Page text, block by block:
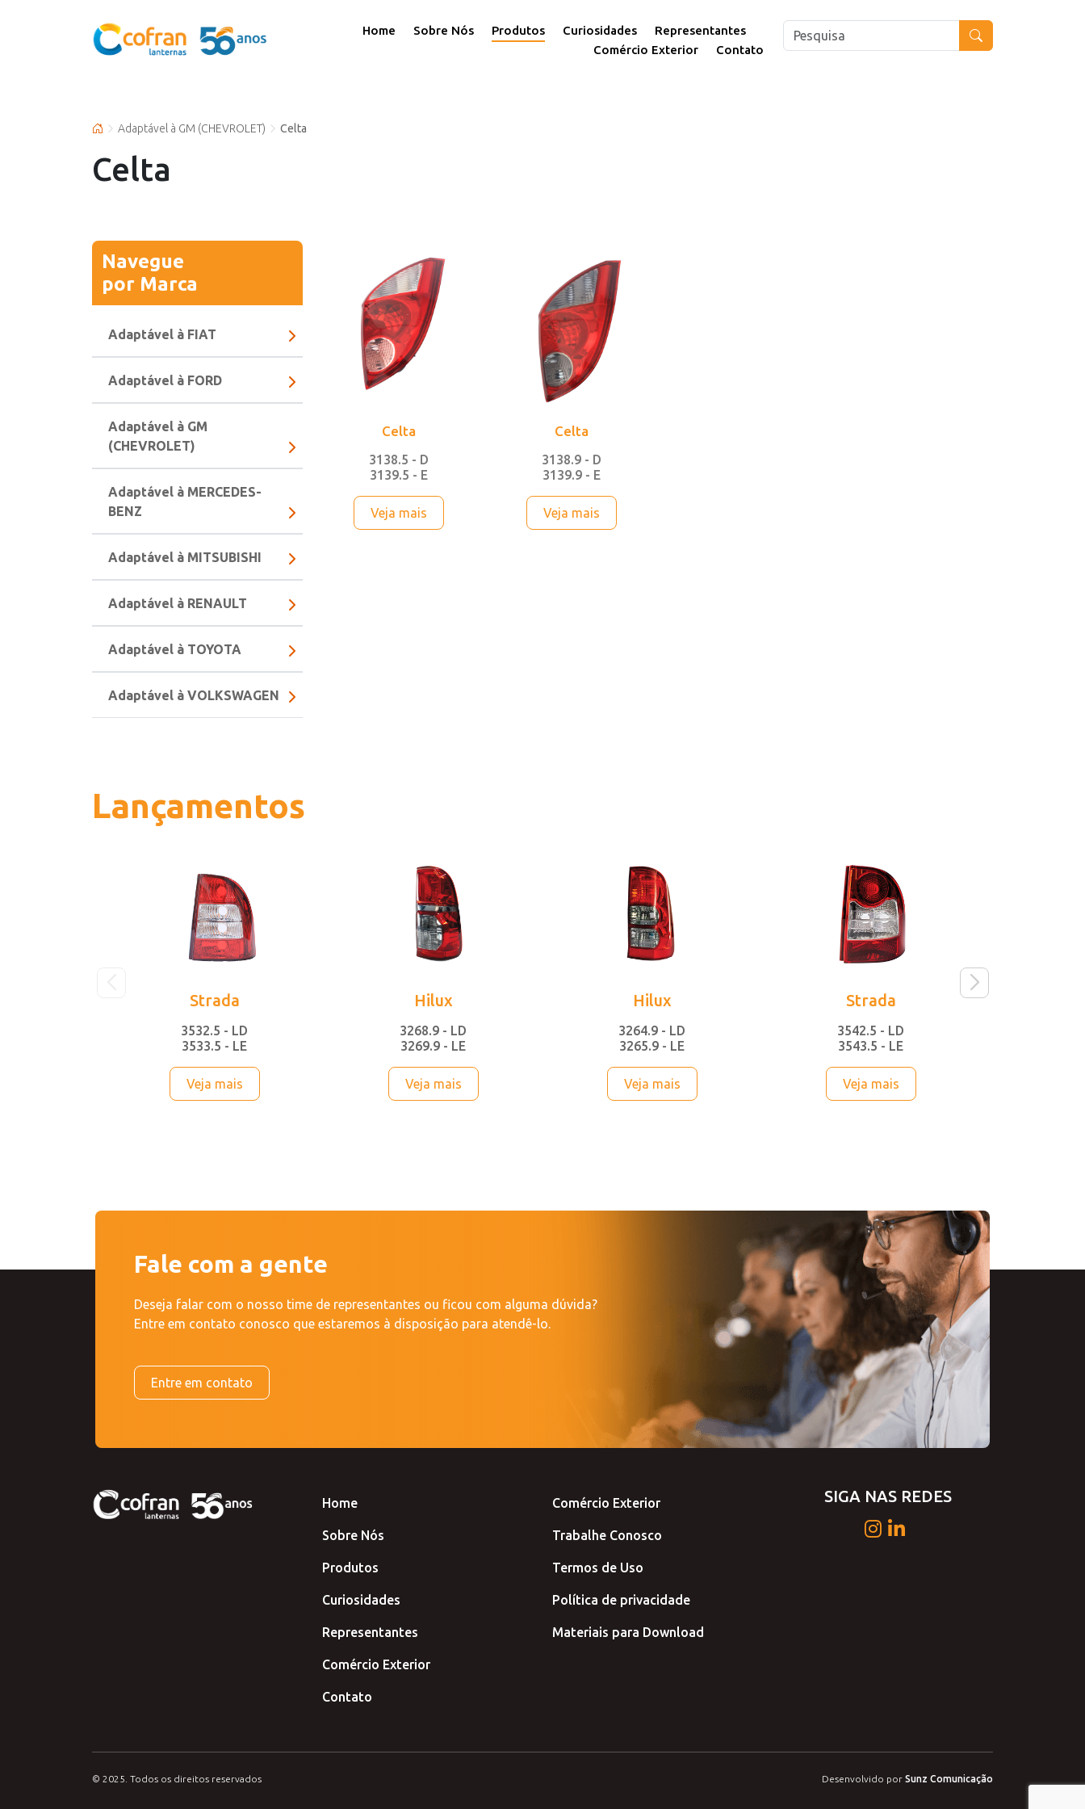
Home Sobre Nós Produtos Curiosidades
Representantes
Comércio Exterior
Contato
Adaptável à GM (CHEVROLET) Celta
Celta
Navegue
por Marca
Adaptável à FIAT
Adaptável à FORD
Adaptável à GM
(CHEVROLET)
Adaptável à MERCEDES-
BENZ
Adaptável à MITSUBISHI
Adaptável à RENAULT
Adaptável à TOYOTA
Adaptável à VOLKSWAGEN
Celta
3138.5 - D
3139.5 - E
Veja mais
Celta
3138.9 - D
3139.9 - E
Veja mais
Lançamentos
Strada
3532.5 - LD
3533.5 - LE
Veja mais
Hilux
3268.9 - LD
3269.9 - LE
Veja mais
Hilux
3264.9 - LD
3265.9 - LE
Veja mais
Strada
3542.5 - LD
3543.5 - LE
Veja mais
Fale com a gente
Deseja falar com o nosso time de representantes ou ficou com alguma dúvida?
Entre em contato conosco que estaremos à disposição para atendê-lo.
Entre em contato
Home
Sobre Nós
Produtos
Curiosidades
Representantes
Comércio Exterior
Contato
Comércio Exterior
Trabalhe Conosco
Termos de Uso
Política de privacidade
Materiais para Download
SIGA NAS REDES
© 2025. Todos os direitos reservados Desenvolvido por Sunz Comunicação